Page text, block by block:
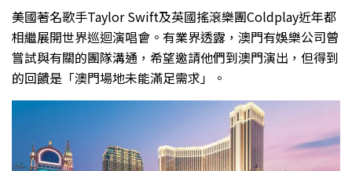
美國著名歌手Taylor Swift及英國搖滾樂團Coldplay近年都
相繼展開世界巡迴演唱會。有業界透露，澳門有娛樂公司曾
嘗試與有關的團隊溝通，希望邀請他們到澳門演出，但得到
的回饋是「澳門場地未能滿足需求」。